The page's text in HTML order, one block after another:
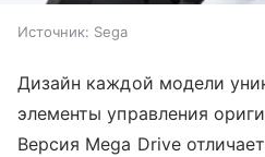
Источник: Sega
Дизайн каждой модели
элементы управления
Версия Mega Drive